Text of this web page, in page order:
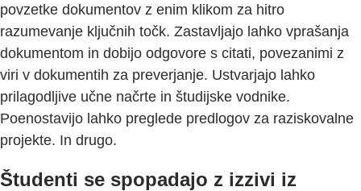
povzetke dokumentov z enim klikom za hitro
razumevanje ključnih točk. Zastavljajo lahko vprašanja
dokumentom in dobijo odgovore s citati, povezanimi z
viri v dokumentih za preverjanje. Ustvarjajo lahko
prilagodljive učne načrte in študijske vodnike.
Poenostavijo lahko preglede predlogov za raziskovalne
projekte. In drugo.
Študenti se spopadajo z izzivi iz